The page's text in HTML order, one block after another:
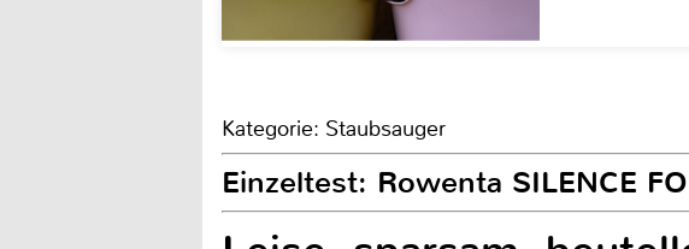
Kategorie: Staubsauger
Einzeltest: Rowenta SILENCE